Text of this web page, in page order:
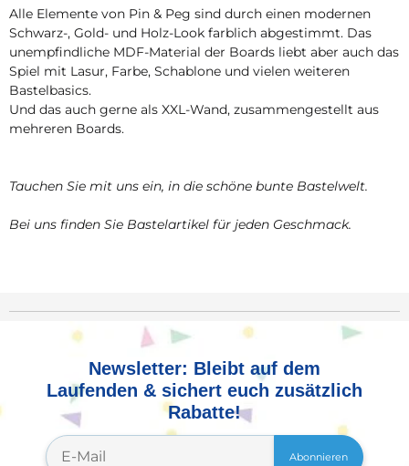
Alle Elemente von Pin & Peg sind durch einen modernen
Schwarz-, Gold- und Holz-Look farblich abgestimmt. Das
unempfindliche MDF-Material der Boards liebt aber auch das
Spiel mit Lasur, Farbe, Schablone und vielen weiteren
Bastelbasics.
Und das auch gerne als XXL-Wand, zusammengestellt aus
mehreren Boards.
Tauchen Sie mit uns ein, in die schöne bunte Bastelwelt.
Bei uns finden Sie Bastelartikel für jeden Geschmack.
Newsletter: Bleibt auf dem
Laufenden & sichert euch zusätzlich
Rabatte!
Abonnieren